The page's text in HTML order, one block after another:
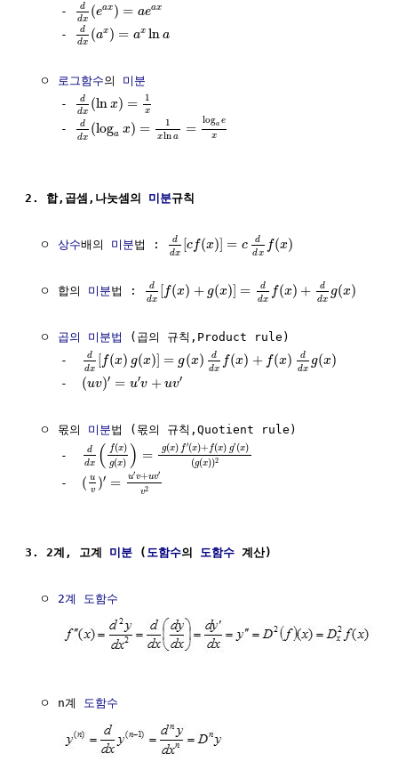
     -
d
dx
(eax ) = aeax
     -
d
dx
(ax ) = ax ln a
  ㅇ
로그함수의 미분
     -
d
dx
(ln x) = 1
x
     -
d
dx
(loga x) = 1
xln a =
loga e
x
2. 합,곱셈,나눗셈의 미분규칙
  ㅇ
상수배의 미분법 :
d
dx
[c f(x)] = c
d
dx
f(x)
  ㅇ 합의
미분법 :
d
dx
[ f(x) + g(x)] =
d
dx
f(x) +
d
dx
g(x)
  ㅇ
곱의 미분법
(곱의 규칙,Product rule)
     -
d
dx
[ f(x) g(x)] = g(x)
d
dx
f(x) + f(x)
d
dx
g(x)
     -
(uv)′ = u′v + uv′
  ㅇ 몫의
미분법 (몫의 규칙,Quotient rule)
     -
d
dx ( f(x)
g(x) ) = g(x) f′(x)+ f(x) g′ (x)
(g(x))2
     -
( u
v )′ = u′v+uv′
v2
3. 2계, 고계 미분 ( 도함수의 도함수 계산)
  ㅇ
2계 도함수
  ㅇ n계
도함수